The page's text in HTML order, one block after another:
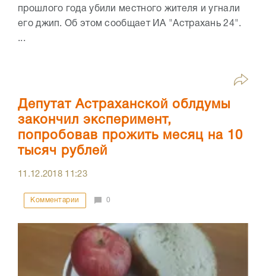
прошлого года убили местного жителя и угнали
его джип. Об этом сообщает ИА "Астрахань 24".
...
Депутат Астраханской облдумы
закончил эксперимент,
попробовав прожить месяц на 10
тысяч рублей
11.12.2018 11:23
Комментарии 0